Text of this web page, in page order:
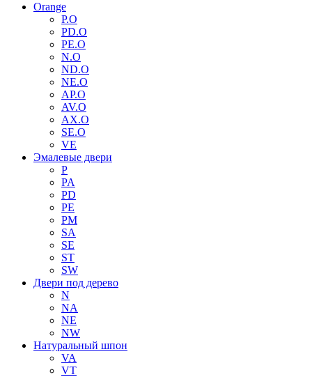
Orange
P.O
PD.O
PE.O
N.O
ND.O
NE.O
AP.O
AV.O
AX.O
SE.O
VE
Эмалевые двери
P
PA
PD
PE
PM
SA
SE
ST
SW
Двери под дерево
N
NA
NE
NW
Натуральный шпон
VA
VT